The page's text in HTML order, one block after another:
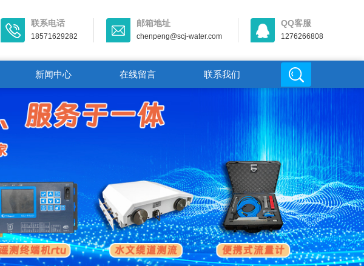
联系电话
18571629282
邮箱地址
chenpeng@scj-water.com
QQ客服
1276266808
新闻中心 在线留言 联系我们